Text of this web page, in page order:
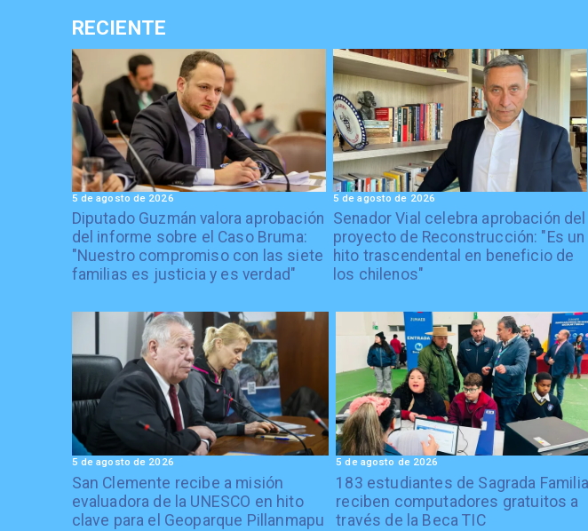
RECIENTE
Diputado Guzmán valora aprobación
del informe sobre el Caso Bruma:
"Nuestro compromiso con las siete
familias es justicia y es verdad"
5 de agosto de 2026
Senador Vial celebra aprobación del
proyecto de Reconstrucción: "Es un
hito trascendental en beneficio de
los chilenos"
5 de agosto de 2026
San Clemente recibe a misión
evaluadora de la UNESCO en hito
clave para el Geoparque Pillanmapu
5 de agosto de 2026
183 estudiantes de Sagrada Familia
reciben computadores gratuitos a
través de la Beca TIC
5 de agosto de 2026